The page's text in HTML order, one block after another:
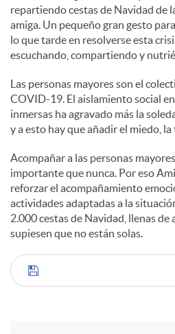
repartiendo cestas de Navidad de
amiga. Un pequeño gran gesto
lo que tarde en resolverse esta
escuchando, compartiendo y
Las personas mayores son el
COVID-19. El aislamiento social
inmersas ha agravado más la
y a esto hay que añadir el miedo,
Acompañar a las personas
importante que nunca. Por eso
reforzar el acompañamiento
actividades adaptadas a la
2.000 cestas de Navidad, llenas de
supiesen que no están solas.
C